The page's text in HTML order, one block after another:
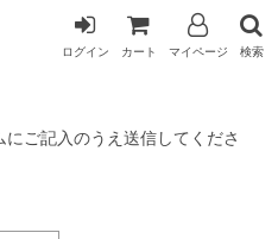
ログイン カート マイページ 検索
ご記入のうえ送信してくださ